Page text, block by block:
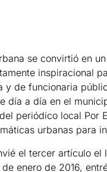
se convirtió en
inspiracional
y de funcionaria
día a día en el
periódico local Por
urbanas para
el tercer artículo
enero de 2016,